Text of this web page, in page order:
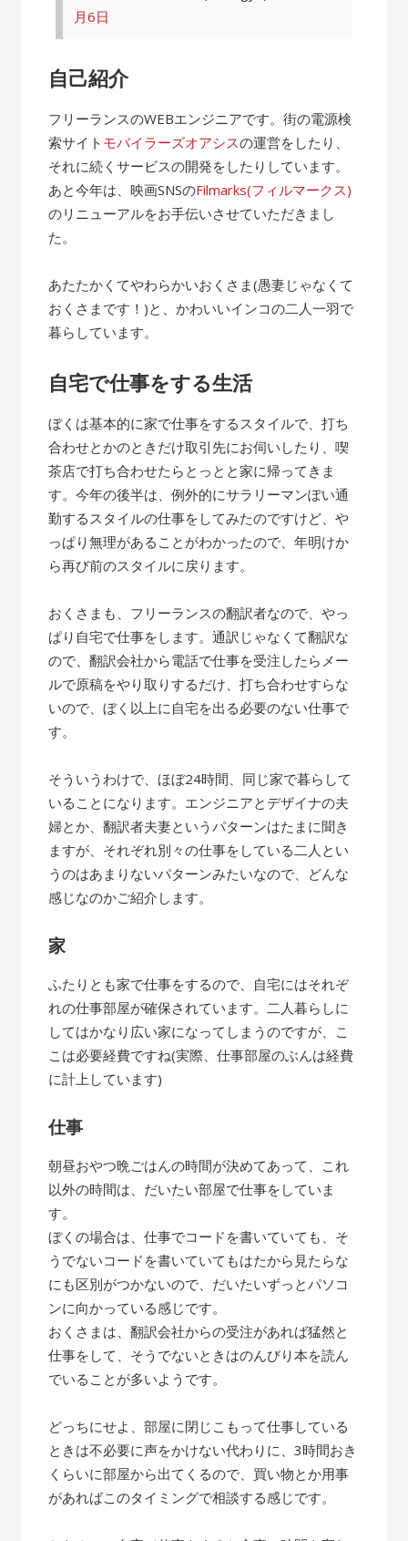
月6日
自己紹介
フリーランスのWEBエンジニアです。街の電源検
索サイト モバイラーズオアシスの運営をしたり、
それに続くサービスの開発をしたりしています。
あと今年は、映画SNSのFilmarks(フィルマークス)
のリニューアルをお手伝いさせていただきまし
た。
あたたかくてやわらかいおくさま(愚妻じゃなくて
おくさまです！)と、かわいいインコの二人一羽で
暮らしています。
自宅で仕事をする生活
ぼくは基本的に家で仕事をするスタイルで、打ち
合わせとかのときだけ取引先にお伺いしたり、喫
茶店で打ち合わせたらとっとと家に帰ってきま
す。今年の後半は、例外的にサラリーマンぽい通
勤するスタイルの仕事をしてみたのですけど、や
っぱり無理があることがわかったので、年明けか
ら再び前のスタイルに戻ります。
おくさまも、フリーランスの翻訳者なので、やっ
ぱり自宅で仕事をします。通訳じゃなくて翻訳な
ので、翻訳会社から電話で仕事を受注したらメー
ルで原稿をやり取りするだけ、打ち合わせすらな
いので、ぼく以上に自宅を出る必要のない仕事で
す。
そういうわけで、ほぼ24時間、同じ家で暮らして
いることになります。エンジニアとデザイナの夫
婦とか、翻訳者夫妻というパターンはたまに聞き
ますが、それぞれ別々の仕事をしている二人とい
うのはあまりないパターンみたいなので、どんな
感じなのかご紹介します。
家
ふたりとも家で仕事をするので、自宅にはそれぞ
れの仕事部屋が確保されています。二人暮らしに
してはかなり広い家になってしまうのですが、こ
こは必要経費ですね(実際、仕事部屋のぶんは経費
に計上しています)
仕事
朝昼おやつ晩ごはんの時間が決めてあって、これ
以外の時間は、だいたい部屋で仕事をしていま
す。
ぼくの場合は、仕事でコードを書いていても、そ
うでないコードを書いていてもはたから見たらな
にも区別がつかないので、だいたいずっとパソコ
ンに向かっている感じです。
おくさまは、翻訳会社からの受注があれば猛然と
仕事をして、そうでないときはのんびり本を読ん
でいることが多いようです。
どっちにせよ、部屋に閉じこもって仕事している
ときは不必要に声をかけない代わりに、3時間おき
くらいに部屋から出てくるので、買い物とか用事
があればこのタイミングで相談する感じです。